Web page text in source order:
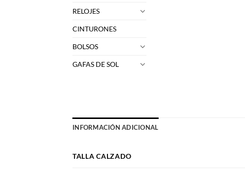
RELOJES
CINTURONES
BOLSOS
GAFAS DE SOL
INFORMACIÓN ADICIONAL
TALLA CALZADO